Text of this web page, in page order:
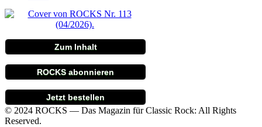
Zum Inhalt
ROCKS abonnieren
Jetzt bestellen
© 2024 ROCKS — Das Magazin für Classic Rock: All Rights
Reserved.